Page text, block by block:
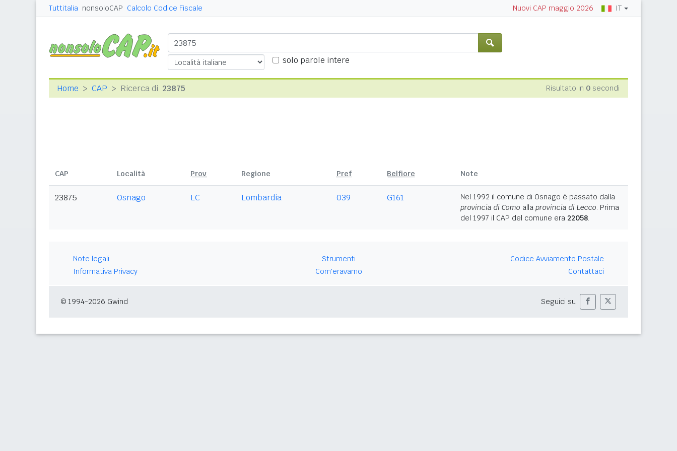
Tuttitalia nonsoloCAP Calcolo Codice Fiscale Nuovi CAP maggio 2026 IT
solo parole intere
Home CAP Ricerca di 23875 Risultato in 0 secondi
CAP Località Prov Regione Pref Belfiore Note
23875 Osnago LC Lombardia 039 G161
Nel 1992 il comune di Osnago è passato dalla
provincia di Como alla provincia di Lecco. Prima
del 1997 il CAP del comune era 22058.
Note legali
Informativa Privacy
Strumenti
Com'eravamo
Codice Avviamento Postale
Contattaci
© 1994-2026 Gwind Seguici su